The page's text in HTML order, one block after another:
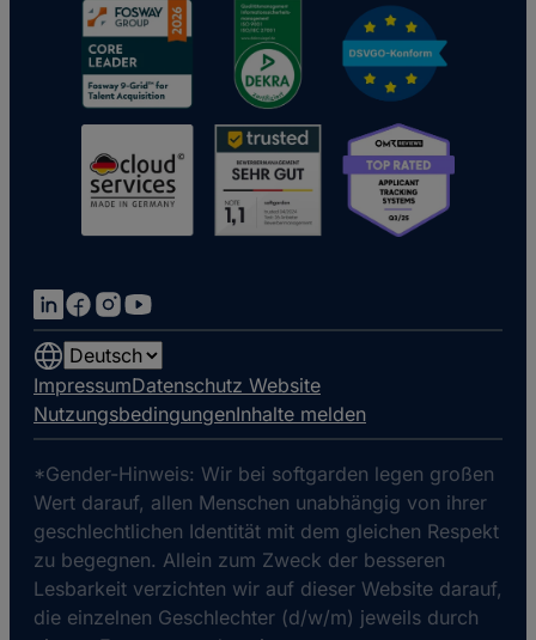
Choose
a
language
ImpressumDatenschutz Website
NutzungsbedingungenInhalte melden
*Gender-Hinweis: Wir bei softgarden legen großen
Wert darauf, allen Menschen unabhängig von ihrer
geschlechtlichen Identität mit dem gleichen Respekt
zu begegnen. Allein zum Zweck der besseren
Lesbarkeit verzichten wir auf dieser Website darauf,
die einzelnen Geschlechter (d/w/m) jeweils durch